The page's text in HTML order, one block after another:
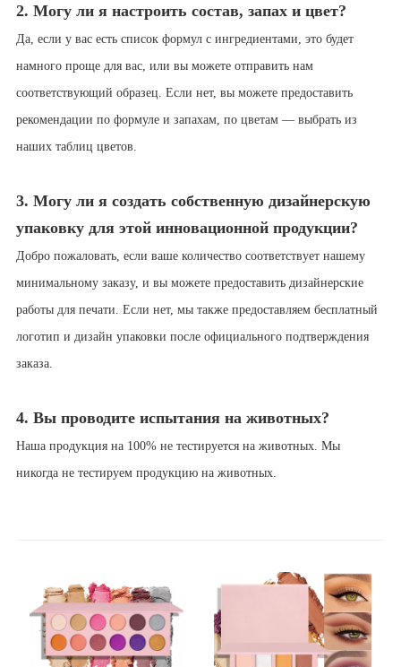
2. Могу ли я настроить состав, запах и цвет?
Да, если у вас есть список формул с ингредиентами, это будет
намного проще для вас, или вы можете отправить нам
соответствующий образец. Если нет, вы можете предоставить
рекомендации по формуле и запахам, по цветам — выбрать из
наших таблиц цветов.
3. Могу ли я создать собственную дизайнерскую
упаковку для этой инновационной продукции?
Добро пожаловать, если ваше количество соответствует нашему
минимальному заказу, и вы можете предоставить дизайнерские
работы для печати. Если нет, мы также предоставляем бесплатный
логотип и дизайн упаковки после официального подтверждения
заказа.
4. Вы проводите испытания на животных?
Наша продукция на 100% не тестируется на животных. Мы
никогда не тестируем продукцию на животных.